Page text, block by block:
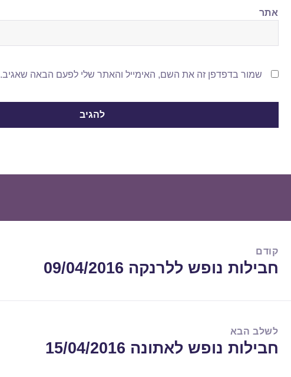
אתר
שמור בדפדפן זה את השם, האימייל והאתר שלי לפעם הבאה שאגיב.
קודם
הפוסט
חבילות נופש ללרנקה 09/04/2016
לשלב הבא
הפוסט
חבילות נופש לאתונה 15/04/2016